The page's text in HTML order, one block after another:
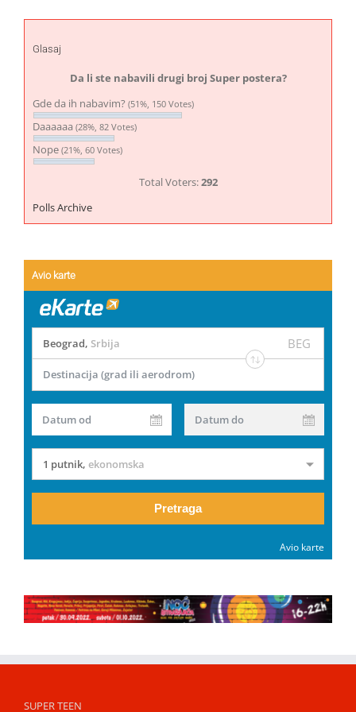
Glasaj
Da li ste nabavili drugi broj Super postera?
Gde da ih nabavim? (51%, 150 Votes)
Daaaaaa (28%, 82 Votes)
Nope (21%, 60 Votes)
Total Voters:292
Polls Archive
Avio karte
Beograd, Srbija BEG
Destinacija (grad ili aerodrom)
Datum od Datum do
1 putnik, ekonomska
Pretraga
Avio karte
SUPER TEEN